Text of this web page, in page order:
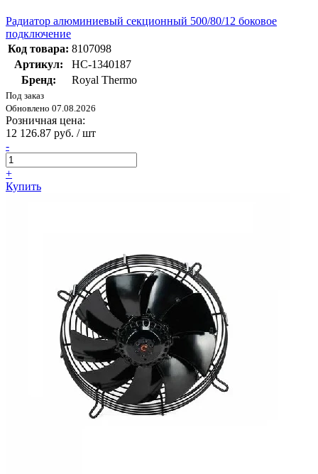
Радиатор алюминиевый секционный 500/80/12 боковое
подключение
Код товара: 8107098
Артикул:
НС-1340187
Бренд:
Royal Thermo
Под заказ
Обновлено 07.08.2026
Розничная цена:
12 126.87 руб. / шт
-
+
Купить